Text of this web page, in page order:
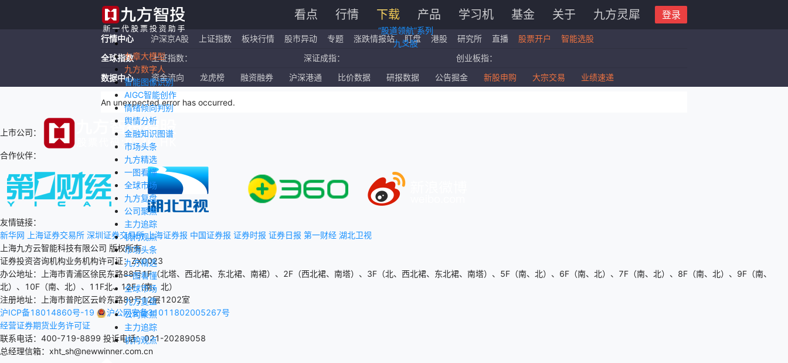
看点 行情 下载 产品 学习机 基金 关于 九方灵犀 登录
“股道领航”系列
九爻股
九章大模型
九方数字人
智能图像识别
AIGC智能创作
情绪倾向判别
舆情分析
金融知识图谱
市场头条
九方精选
一图看懂
全球市场
九方复盘
公司聚焦
主力追踪
机构观点
市场头条
九方精选
一图看懂
全球市场
九方复盘
公司聚焦
主力追踪
机构观点
行情中心 沪深京A股 上证指数 板块行情 股市异动 专题 涨跌情报站 盯盘 港股 研究所 直播 股票开户
智能选股
全球指数
上证指数： 深证成指：
创业板指：
恒生指数：
国企指数：
红筹指数：
纳斯达克ETF：
数据中心 资金流向 龙虎榜 融资融券 沪深港通 比价数据 研报数据 公告掘金 新股申购 大宗交易 业绩速递
An unexpected error has occurred.
上市公司：
合作伙伴：
友情链接：
新华网
上海证券交易所 深圳证券交易所 上海证券报 中国证券报 证券时报 证券日报 第一财经 湖北卫视
上海九方云智能科技有限公司 版权所有
证券投资咨询机构业务机构许可证：ZX0023
办公地址：上海市青浦区徐民东路88号1F（北塔、西北裙、东北裙、南裙）、2F（西北裙、南塔）、3F（北、西北裙、东北裙、南塔）、5F（南、北）、6F（南、北）、7F（南、北）、8F（南、北）、9F（南、
北）、10F（南、北）、11F北、12F（南、北）
注册地址：上海市普陀区云岭东路89号12层1202室
沪ICP备18014860号-19
沪公网安备31011802005267号
经营证券期货业务许可证
联系电话：400-719-8899 投诉电话：021-20289058
总经理信箱：xht_sh@newwinner.com.cn